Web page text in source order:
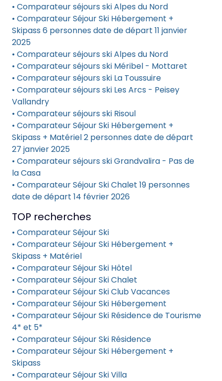
• Comparateur séjours ski Alpes du Nord
• Comparateur Séjour Ski Hébergement +
Skipass 6 personnes date de départ 11 janvier
2025
• Comparateur séjours ski Alpes du Nord
• Comparateur séjours ski Méribel - Mottaret
• Comparateur séjours ski La Toussuire
• Comparateur séjours ski Les Arcs - Peisey
Vallandry
• Comparateur séjours ski Risoul
• Comparateur Séjour Ski Hébergement +
Skipass + Matériel 2 personnes date de départ
27 janvier 2025
• Comparateur séjours ski Grandvalira - Pas de
la Casa
• Comparateur Séjour Ski Chalet 19 personnes
date de départ 14 février 2026
TOP recherches
• Comparateur Séjour Ski
• Comparateur Séjour Ski Hébergement +
Skipass + Matériel
• Comparateur Séjour Ski Hôtel
• Comparateur Séjour Ski Chalet
• Comparateur Séjour Ski Club Vacances
• Comparateur Séjour Ski Hébergement
• Comparateur Séjour Ski Résidence de Tourisme
4* et 5*
• Comparateur Séjour Ski Résidence
• Comparateur Séjour Ski Hébergement +
Skipass
• Comparateur Séjour Ski Villa